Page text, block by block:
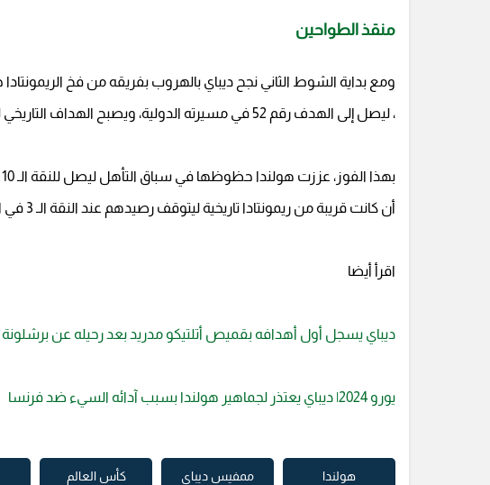
منقذ الطواحين
، ليصل إلى الهدف رقم 52 في مسيرته الدولية، ويصبح الهداف التاريخي لمنتخب الطواحين.
أن كانت قريبة من ريمونتادا تاريخية ليتوقف رصيدهم عند النقة الـ 3 في المركز الرابع .
اقرأ أيضا
ديباي يسجل أول أهدافه بقميص أتلتيكو مدريد بعد رحيله عن برشلونة
يورو 2024| ديباي يعتذر لجماهير هولندا بسبب آدائه السيء ضد فرنسا
هولندا ممفيس ديباي كأس العالم